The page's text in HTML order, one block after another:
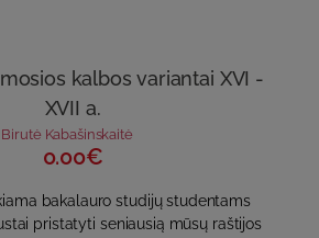
kalbos variantai XVI -
XVII a.
Birutė Kabašinskaitė
0.00€
bakalauro studijų studentams
pristatyti seniausią mūsų raštijos